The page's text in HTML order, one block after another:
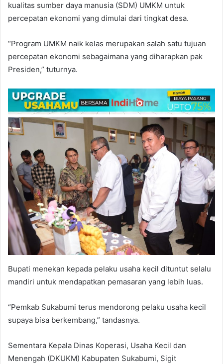
kualitas sumber daya manusia (SDM) UMKM untuk
percepatan ekonomi yang dimulai dari tingkat desa.
“Program UMKM naik kelas merupakan salah satu tujuan
percepatan ekonomi sebagaimana yang diharapkan pak
Presiden,” tuturnya.
Bupati menekan kepada pelaku usaha kecil dituntut selalu
mandiri untuk mendapatkan pemasaran yang lebih luas.
“Pemkab Sukabumi terus mendorong pelaku usaha kecil
supaya bisa berkembang,” tandasnya.
Sementara Kepala Dinas Koperasi, Usaha Kecil dan
Menengah (DKUKM) Kabupaten Sukabumi, Sigit